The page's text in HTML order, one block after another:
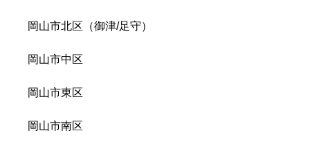
岡山市北区（御津/足守）
岡山市中区
岡山市東区
岡山市南区